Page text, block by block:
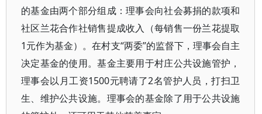
的基金由两个部分组成：理事会向社会募捐的款项和
社区兰花合作社销售提成收入（每销售一份兰花提取
1元作为基金）。在村支“两委”的监督下，理事会自主
决定基金的使用。基金主要用于村庄公共设施管护，
理事会以月工资1500元聘请了2名管护人员，打扫卫
生、维护公共设施。理事会的基金除了用于公共设施